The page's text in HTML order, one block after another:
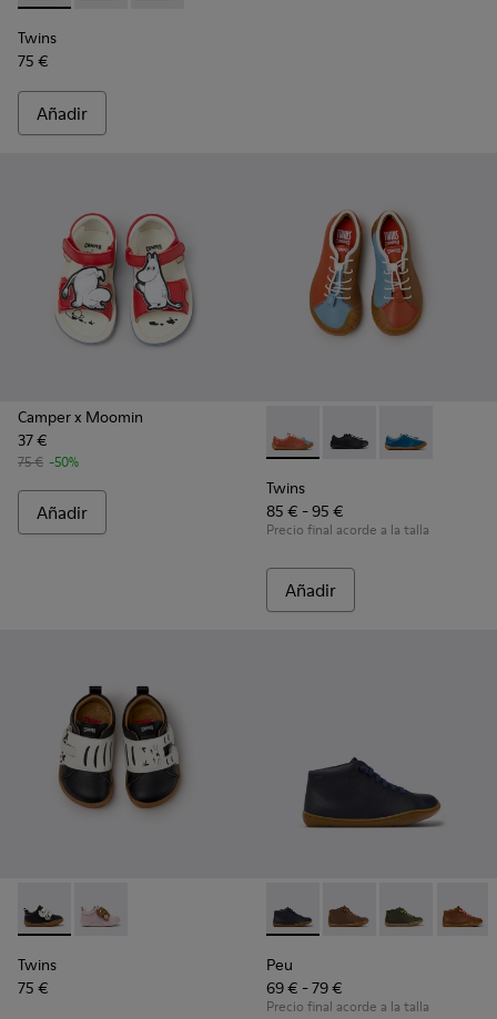
Twins
75 €
Añadir
Camper x Moomin
37 €
75 € -50%
Añadir
Twins - K800707-008 -
Twins - K800707-007
Twins -
Twins
85 € - 95 €
Precio final acorde a la talla
Añadir
Twins - K800714-002 - Zapatillas de piel en blanco y negro
Twins - K800714-001
Twins
75 €
Peu - 90019-096 - Botines
Peu - 90019-131
Peu - 90019-
Peu -
Peu
69 € - 79 €
Precio final acorde a la talla